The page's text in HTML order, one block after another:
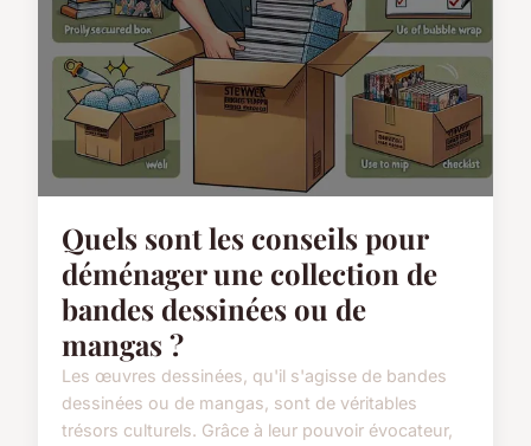
Quels sont les conseils pour
déménager une collection de
bandes dessinées ou de
mangas ?
Les œuvres dessinées, qu'il s'agisse de bandes
dessinées ou de mangas, sont de véritables
trésors culturels. Grâce à leur pouvoir évocateur,